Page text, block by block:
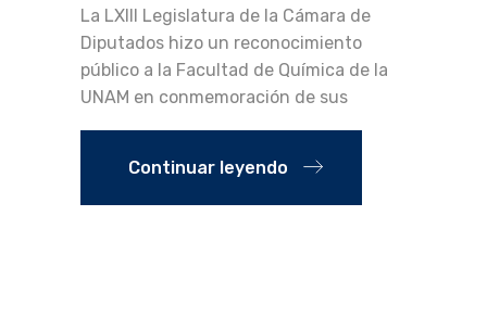
La LXIII Legislatura de la Cámara de
Diputados hizo un reconocimiento
público a la Facultad de Química de la
UNAM en conmemoración de sus
Continuar leyendo